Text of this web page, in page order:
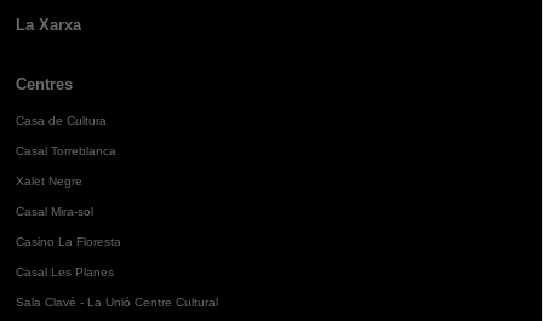
La Xarxa
Centres
Casa de Cultura
Casal Torreblanca
Xalet Negre
Casal Mira-sol
Casino La Floresta
Casal Les Planes
Sala Clavé - La Unió Centre Cultural